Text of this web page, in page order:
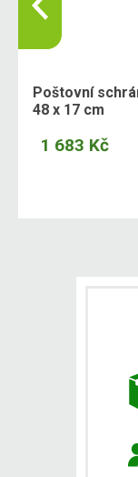
Poštovní
48 x 17 cm
1 683 Kč